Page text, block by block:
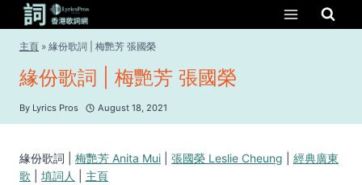
content
主頁 » 緣份歌詞 | 梅艷芳 張國榮
緣份歌詞 | 梅艷芳 張國榮
By Lyrics Pros August 18, 2021
緣份歌詞 | 梅艷芳 Anita Mui 張國榮 Leslie Cheung
經典廣東
歌
填詞人 主頁